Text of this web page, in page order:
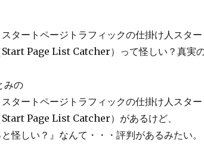
スタートページトラフィックの仕掛け人スタ
Start Page List Catcher）って怪しい？真実
みの
スタートページトラフィックの仕掛け人スタ
Start Page List Catcher）があるけど、
と怪しい？』なんて・・・評判があるみたい。